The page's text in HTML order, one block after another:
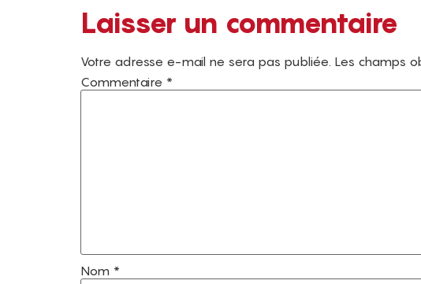
Laisser un commentaire
Votre adresse e-mail ne sera pas publiée. Les champs
Commentaire *
Nom *